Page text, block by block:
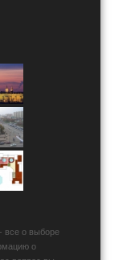
все о выборе
о